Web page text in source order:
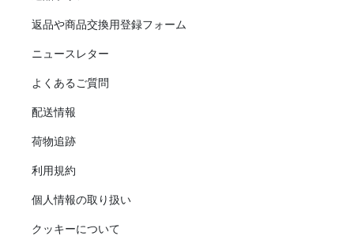
返品や商品交換用登録フォーム
ニュースレター
よくあるご質問
配送情報
荷物追跡
利用規約
個人情報の取り扱い
クッキーについて